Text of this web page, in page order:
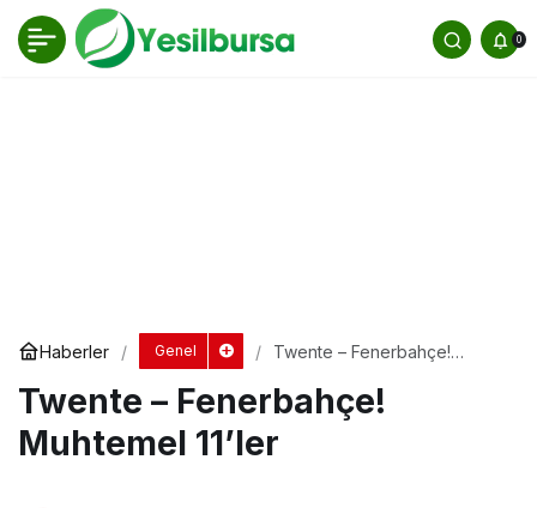
0
Haberler Genel
Twente – Fenerbahçe!
Twente – Fenerbahçe!
Muhtemel 11’ler
Twente – Fenerbahçe! Muhtemel 11’ler